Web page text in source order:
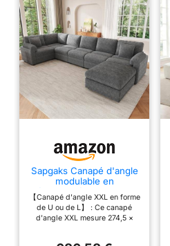
Sapgaks Canapé d'angle
modulable en
L/U,Canapé 7 Places en
Velours côtelé avec
Coussins,Pouf
séparé,canapé
spacieux,Gris
【Canapé d'angle XXL en forme
de U ou de L】 : Ce canapé
d'angle XXL mesure 274,5 ×